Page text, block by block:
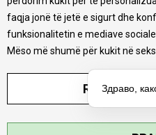
gabime. Të gjitha produktet
kjo nuk do të thotë se
faqja jonë të jetë e sigurt dhe
funksionalitetin e mediave
Mëso më shumë për kukit në
RREGULLO
Здраво,